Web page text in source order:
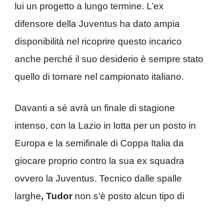
lui un progetto a lungo termine. L’ex
difensore della Juventus ha dato ampia
disponibilità nel ricoprire questo incarico
anche perché il suo desiderio è sempre stato
quello di tornare nel campionato italiano.
Davanti a sé avrà un finale di stagione
intenso, con la Lazio in lotta per un posto in
Europa e la semifinale di Coppa Italia da
giocare proprio contro la sua ex squadra
ovvero la Juventus. Tecnico dalle spalle
larghe, Tudornon s’è posto alcun tipo di